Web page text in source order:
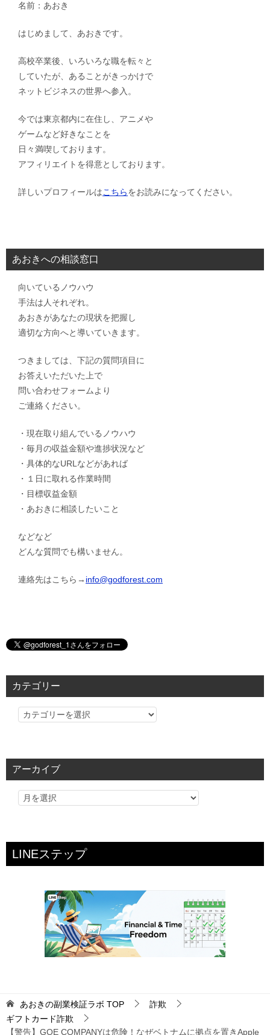
名前：あおき
はじめまして、あおきです。
高校卒業後、いろいろな職を転々と
していたが、あることがきっかけで
ネットビジネスの世界へ参入。
今では東京都内に在住し、アニメや
ゲームなど好きなことを
日々満喫しております。
アフィリエイトを得意としております。
詳しいプロフィールはこちらをお読みになってください。
あおきへの相談窓口
向いているノウハウ
手法は人それぞれ。
あおきがあなたの現状を把握し
適切な方向へと導いていきます。
つきましては、下記の質問項目に
お答えいただいた上で
問い合わせフォームより
ご連絡ください。
・現在取り組んでいるノウハウ
・毎月の収益金額や進捗状況など
・具体的なURLなどがあれば
・１日に取れる作業時間
・目標収益金額
・あおきに相談したいこと
などなど
どんな質問でも構いません。
連絡先はこちら→ info@godforest.com
カテゴリー
カ
リ
アーカイブ
LINEステップ
あおきの副業検証ラボ TOP
詐欺
ギフトカード詐欺
【警告】GOE COMPANYは危険！なぜベトナムに拠点を置きApple